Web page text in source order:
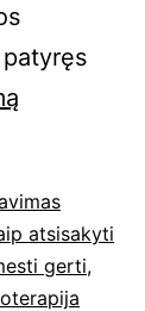
atsisakyti
gerti,